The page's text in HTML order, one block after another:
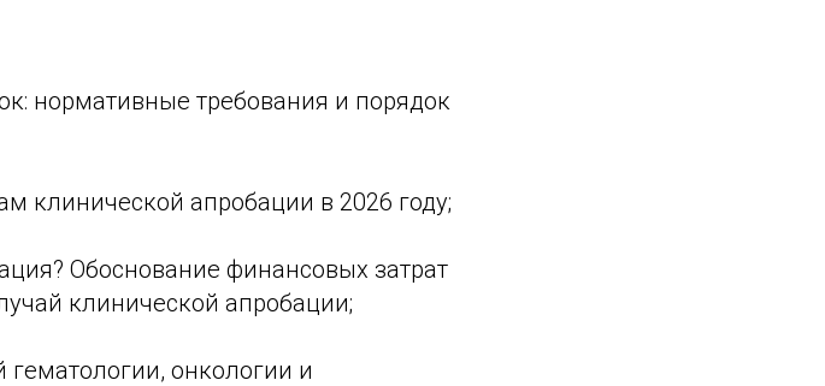
нормативные требования и порядок
клинической апробации в 2026 году;
Обоснование финансовых затрат
клинической апробации;
онкологии и